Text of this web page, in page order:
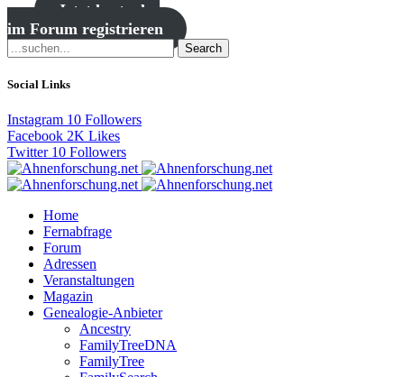
Jetzt kostenlos
im Forum registrieren
Search
Social Links
Instagram 10 Followers
Facebook 2K Likes
Twitter 10 Followers
Home
Fernabfrage
Forum
Adressen
Veranstaltungen
Magazin
Genealogie-Anbieter
Ancestry
FamilyTreeDNA
FamilyTree